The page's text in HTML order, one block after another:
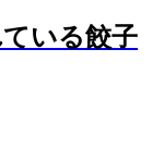
いる餃子